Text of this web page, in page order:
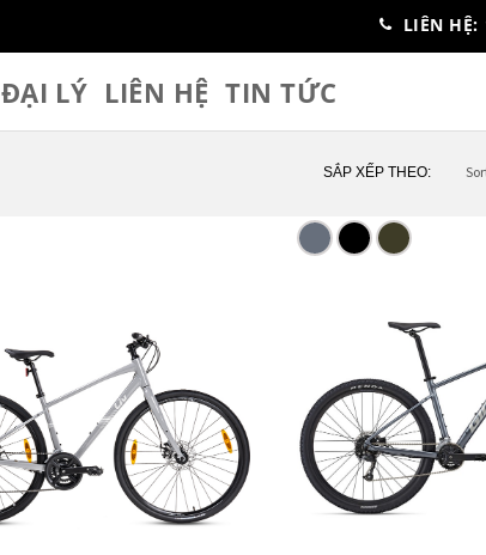
LIÊN HỆ:
ĐẠI LÝ LIÊN HỆ TIN TỨC
SẮP XẾP THEO: